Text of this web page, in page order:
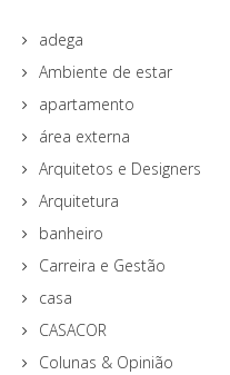
adega
Ambiente de estar
apartamento
área externa
Arquitetos e Designers
Arquitetura
banheiro
Carreira e Gestão
casa
CASACOR
Colunas & Opinião